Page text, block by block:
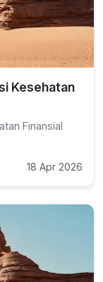
Kesehatan
Finansial
18 Apr 2026